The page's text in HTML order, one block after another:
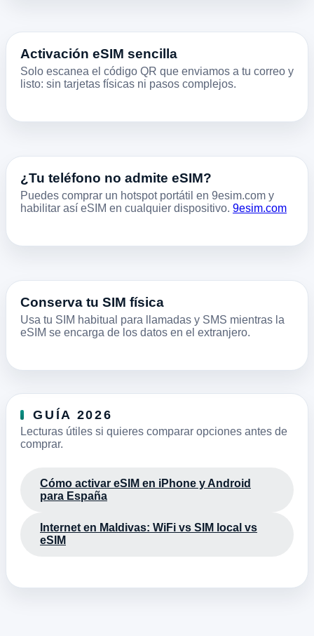
Activación eSIM sencilla
Solo escanea el código QR que enviamos a tu correo y
listo: sin tarjetas físicas ni pasos complejos.
¿Tu teléfono no admite eSIM?
Puedes comprar un hotspot portátil en 9esim.com y
habilitar así eSIM en cualquier dispositivo. 9esim.com
Conserva tu SIM física
Usa tu SIM habitual para llamadas y SMS mientras la
eSIM se encarga de los datos en el extranjero.
GUÍA 2026
Lecturas útiles si quieres comparar opciones antes de
comprar.
Cómo activar eSIM en iPhone y Android
para España
Internet en Maldivas: WiFi vs SIM local vs
eSIM